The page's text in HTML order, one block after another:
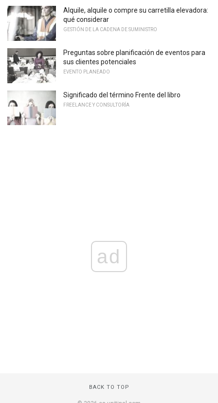
Alquile, alquile o compre su carretilla elevadora:
qué considerar
GESTIÓN DE LA CADENA DE SUMINISTRO
Preguntas sobre planificación de eventos para
sus clientes potenciales
EVENTO PLANEADO
Significado del término Frente del libro
FREELANCE Y CONSULTORÍA
ad
BACK TO TOP